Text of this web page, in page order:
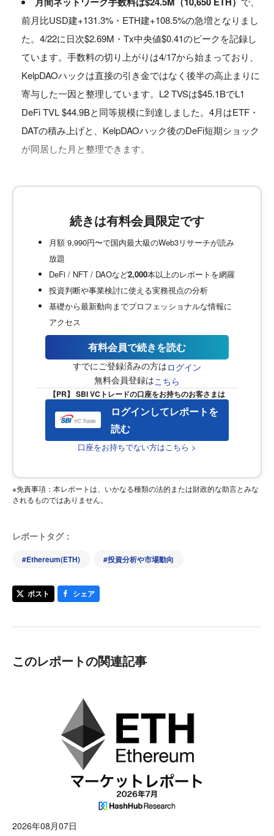
前月比USD建+131.3%・ETH建+108.5%の急増となりまし
た。4/22に日次$2.69M・Tx中央値$0.41のピークを記録し
ています。手数料の切り上がりは4/17から始まっており、
KelpDAOハックは直接の引き金ではなく後半の高止まりに
寄与した一因と整理しています。L2 TVSは$45.1BでL1
DeFi TVL $44.9Bと同等規模に到達しました。4月はETF・
DATの積み上げと、KelpDAOハック後のDeFi短期ショック
が同居した月と整理できます。
続きは有料会員限定です
月額 9,990円〜で国内最大級のWeb3リサーチが読み
放題
DeFi / NFT / DAOなど2,000本以上のレポートを網羅
投資判断や事業検討に使える実務視点の分析
基礎から最新動向までプロフェッショナルな情報に
アクセス
有料会員で続きを読む
すでにご登録済みの方はログイン
無料会員登録はこちら
【PR】 SBI VCトレードの口座をお持ちのお客さまは
ログインしてレポートを
読む
口座をお持ちでない方はこちら >
※免責事項：本レポートは、いかなる種類の法的または財政的な助言とみな
されるものではありません。
レポートタグ：
#Ethereum(ETH) #投資分析や市場動向
ポスト シェア
このレポートの関連記事
2026年08月07日